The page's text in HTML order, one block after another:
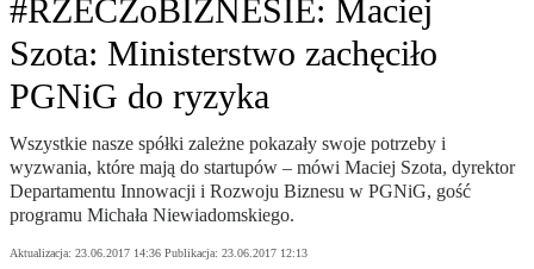
#RZECZoBIZNESIE: Maciej
Szota: Ministerstwo zachęciło
PGNiG do ryzyka
Wszystkie nasze spółki zależne pokazały swoje potrzeby i
wyzwania, które mają do startupów – mówi Maciej Szota, dyrektor
Departamentu Innowacji i Rozwoju Biznesu w PGNiG, gość
programu Michała Niewiadomskiego.
Aktualizacja: 23.06.2017 14:36 Publikacja: 23.06.2017 12:13